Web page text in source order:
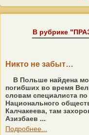
В рубрике
Никто не забыт…
В Польше найдена
погибших во время
словам специалиста
Национального
Калчакеева, там
Азизбаев ...
Подробнее...